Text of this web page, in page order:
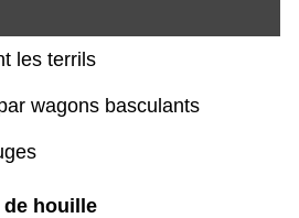
les terrils
wagons basculants
de houille